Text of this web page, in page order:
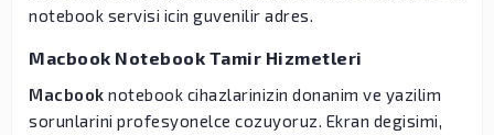
notebook servisi icin guvenilir adres.
Macbook Notebook Tamir Hizmetleri
Macbook notebook cihazlarinizin donanim ve yazilim
sorunlarini profesyonelce cozuyoruz. Ekran degisimi,